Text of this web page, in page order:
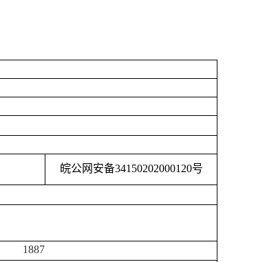
皖公网安备34150202000120号
1887